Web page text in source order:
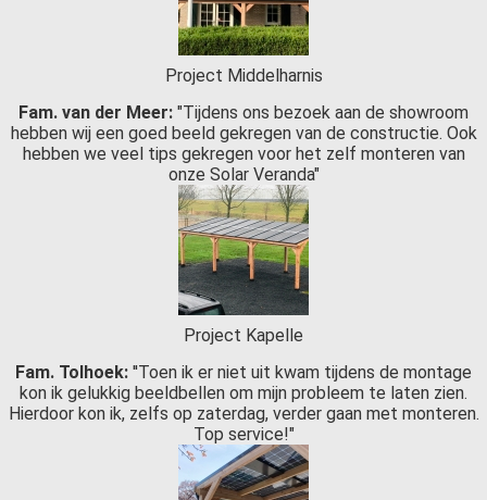
Project Middelharnis
Fam. van der Meer: "Tijdens ons bezoek aan de showroom
hebben wij een goed beeld gekregen van de constructie. Ook
hebben we veel tips gekregen voor het zelf monteren van
onze Solar Veranda"
Project Kapelle
Fam. Tolhoek: ''Toen ik er niet uit kwam tijdens de montage
kon ik gelukkig beeldbellen om mijn probleem te laten zien.
Hierdoor kon ik, zelfs op zaterdag, verder gaan met monteren.
Top service!"